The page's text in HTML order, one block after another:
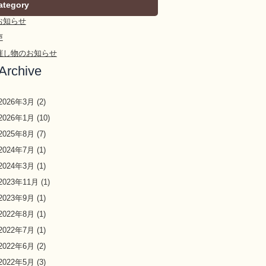
知らせ
し物のお知らせ
年3月 (2)
年1月 (10)
年8月 (7)
年7月 (1)
年3月 (1)
年11月 (1)
年9月 (1)
年8月 (1)
年7月 (1)
年6月 (2)
年5月 (3)